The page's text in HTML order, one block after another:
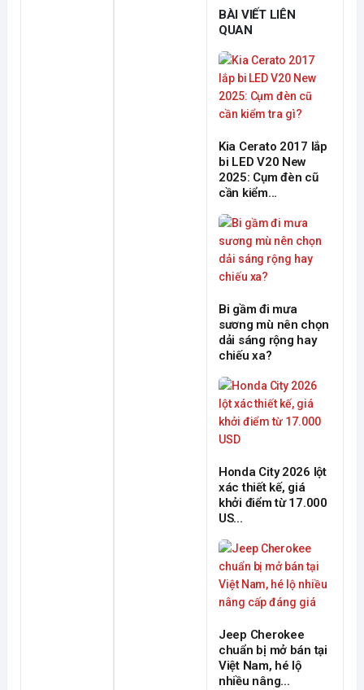
BÀI VIẾT LIÊN
QUAN
Kia Cerato 2017 lắp
bi LED V20 New
2025: Cụm đèn cũ
cần kiểm...
Bi gầm đi mưa
sương mù nên chọn
dải sáng rộng hay
chiếu xa?
Honda City 2026 lột
xác thiết kế, giá
khởi điểm từ 17.000
US...
Jeep Cherokee
chuẩn bị mở bán tại
Việt Nam, hé lộ
nhiều nâng...